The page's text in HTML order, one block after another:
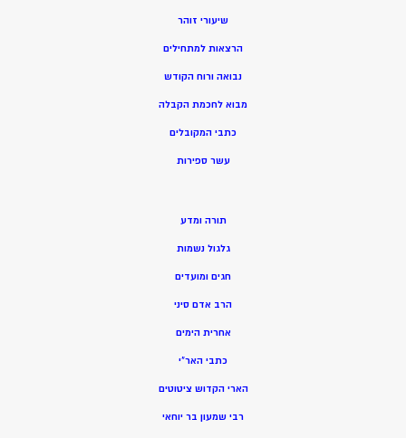
שיעורי זוהר
הרצאות למתחילים
נבואה ורוח הקודש
מבוא לחכמת הקבלה
כתבי המקובלים
עשר ספירות
תורה ומדע
גלגול נשמות
חגים ומועדים
הרב אדם סיני
אחרית הימים
כתבי האר”י
הארי הקדוש ציטוטים
רבי שמעון בר יוחאי